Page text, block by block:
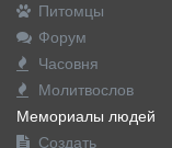
Питомцы
Форум
Часовня
Молитвослов
Мемориалы людей
Создать